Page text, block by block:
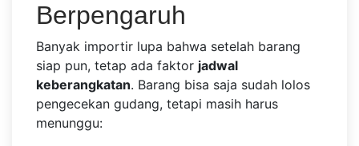
Berpengaruh
Banyak importir lupa bahwa setelah barang
siap pun, tetap ada faktor jadwal
keberangkatan. Barang bisa saja sudah lolos
pengecekan gudang, tetapi masih harus
menunggu: